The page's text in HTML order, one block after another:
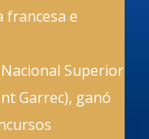
francesa e
Superior
Garrec), ganó